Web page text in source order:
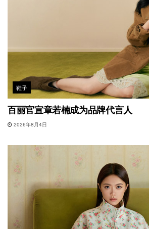
鞋子
百丽官宣章若楠成为品牌代言人
2026年8月4日